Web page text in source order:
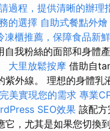
過程，提供清晰的辦理
的選擇 自助式餐點外
凍櫃推薦，保障食品新鮮
自我粉絲的面部和身體
大里放鬆按摩 借助自
紫外線。 理想的身體乳
美實現您的需求 專業
SEO效果 該配
它，尤其是如果您切換